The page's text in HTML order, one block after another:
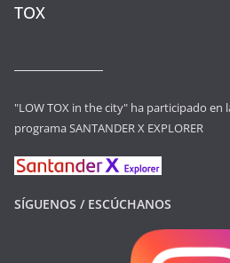
TOX
"LOW TOX in the city" ha participado en
programa SANTANDER X EXPLORER
SÍGUENOS / ESCÚCHANOS